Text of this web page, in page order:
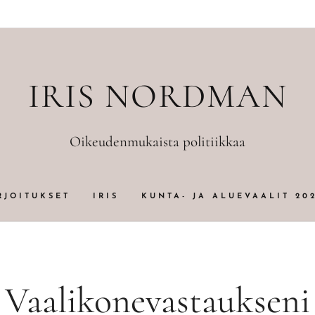
IRIS NORDMAN
Oikeudenmukaista politiikkaa
IRIS KUNTA- JA ALUEVAALIT
Vaalikonevastaukseni